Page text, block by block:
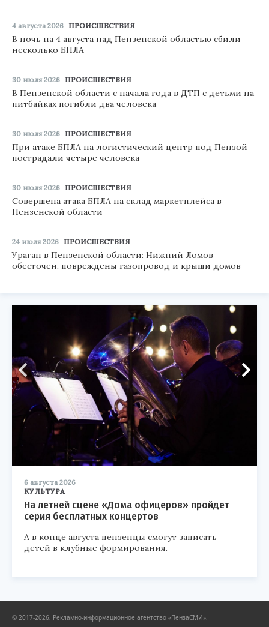
4 августа 2026 ПРОИСШЕСТВИЯ
В ночь на 4 августа над Пензенской областью сбили
несколько БПЛА
30 июля 2026 ПРОИСШЕСТВИЯ
В Пензенской области с начала года в ДТП с детьми на
питбайках погибли два человека
30 июля 2026 ПРОИСШЕСТВИЯ
При атаке БПЛА на логистический центр под Пензой
пострадали четыре человека
30 июля 2026 ПРОИСШЕСТВИЯ
Совершена атака БПЛА на склад маркетплейса в
Пензенской области
24 июля 2026 ПРОИСШЕСТВИЯ
Ураган в Пензенской области: Нижний Ломов
обесточен, повреждены газопровод и крыши домов
6 августа 2026
КУЛЬТУРА
На летней сцене «Дома офицеров» пройдет
серия бесплатных концертов
А в конце августа пензенцы смогут записать
детей в клубные формирования.
© 2017-2026, Рекламно-информационное агентство «ПензаСМИ».